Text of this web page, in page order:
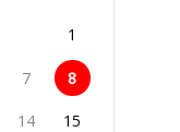
1
7 8
14 15